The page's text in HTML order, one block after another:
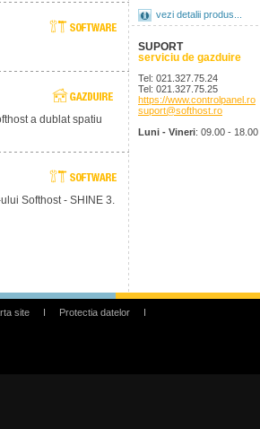
a dublat spatiu
Softhost - SHINE 3.
vezi detalii produs...
SUPORT
serviciu de gazduire
Tel: 021.327.75.24
Tel: 021.327.75.25
https://www.controlpanel.ro
suport@softhost.ro
Luni - Vineri: 09.00 - 18.00
site I Protectia datelor
I